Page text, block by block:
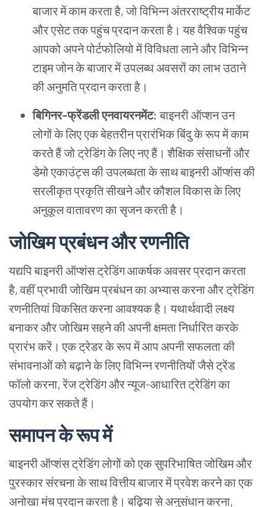
बाजारमेंकामकरताहै,जोविभिन्नअंतरराष्ट्रीयमार्केट
औरएसेटतकपहुंचप्रदानकरताहै। यहवैश्विकपहुंच
आपकोअपनेपोर्टफोलियोमेंविविधतालानेऔरविभिन्न
टाइमजोनकेबाजारमेंउपलब्धअवसरोंकालाभउठाने
कीअनुमतिप्रदानकरताहै।
बिगिनर-फ्रेंडलीएनवायरनमेंट:बाइनरीऑप्शनउन
लोगोंकेलिएएकबेहतरीनप्रारंभिकबिंदुकेरूपमेंकाम
करतेहैंजोट्रेडिंगकेलिएनएहैं। शैक्षिकसंसाधनोंऔर
डेमोएकाउंट्सकीउपलब्धताकेसाथबाइनरीऑप्शंसकी
सरलीकृतप्रकृतिसीखनेऔरकौशलविकासकेलिए
अनुकूलवातावरणकासृजनकरतीहै।
जोखिमप्रबंधनऔररणनीति
यद्यपिबाइनरीऑप्शंसट्रेडिंगआकर्षकअवसरप्रदानकरता
है,वहींप्रभावीजोखिमप्रबंधनकाअभ्यासकरनाऔरट्रेडिंग
रणनीतियांविकसितकरनाआवश्यकहै। यथार्थवादीलक्ष्य
बनाकरऔरजोखिमसहनेकीअपनीक्षमतानिर्धारितकरके
प्रारंभकरें। एकट्रेडरकेरूपमेंआपअपनीसफलताकी
संभावनाओंकोबढ़ानेकेलिएविभिन्नरणनीतियोंजैसेट्रेंड
फॉलोकरना,रेंजट्रेडिंगऔरन्यूज-आधारितट्रेडिंगका
उपयोगकरसकतेहैं।
समापनकेरूपमें
बाइनरीऑप्शंसट्रेडिंगलोगोंकोएकसुपरिभाषितजोखिमऔर
पुरस्कारसंरचनाकेसाथवित्तीयबाजारमेंप्रवेशकरनेकाएक
अनोखामंचप्रदानकरताहै। बढ़ियासेअनुसंधानकरना,